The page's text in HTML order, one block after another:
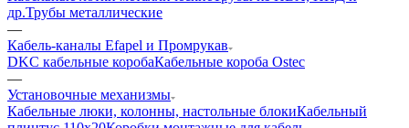
др.Трубы металлические
—
Кабель-каналы Efapel и Промрукав
DKC кабельные коробаКабельные короба Ostec
—
Установочные механизмы
Кабельные люки, колонны, настольные блокиКабельный